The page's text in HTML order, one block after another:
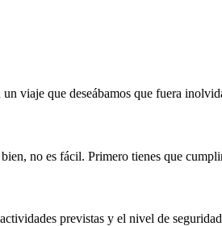
viaje que deseábamos que fuera
no es fácil. Primero tienes que
previstas y el nivel de